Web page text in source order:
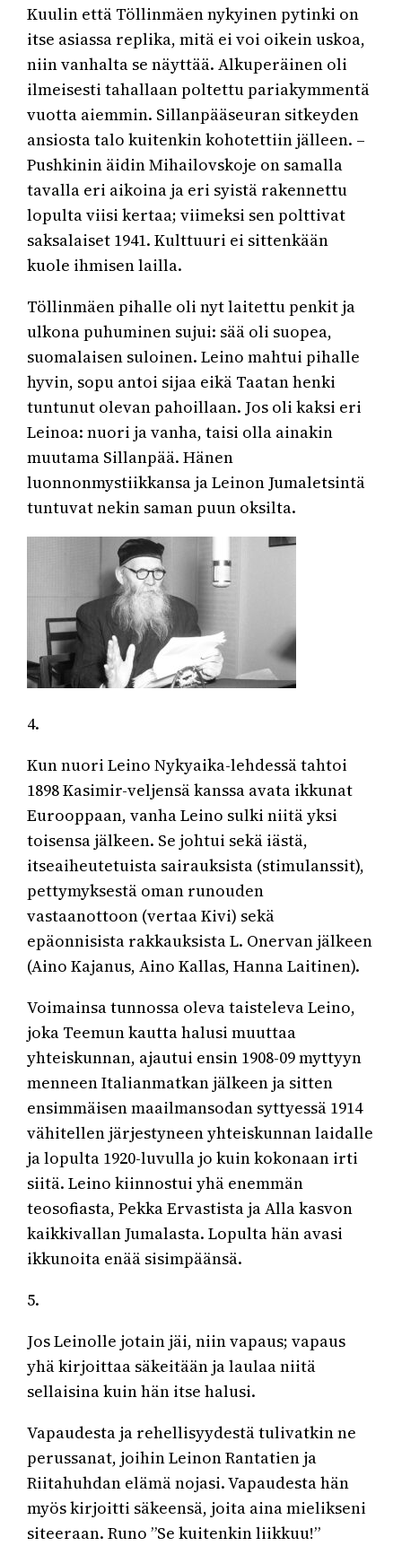
Kuulin että Töllinmäen nykyinen pytinki on
itse asiassa replika, mitä ei voi oikein uskoa,
niin vanhalta se näyttää. Alkuperäinen oli
ilmeisesti tahallaan poltettu pariakymmentä
vuotta aiemmin. Sillanpääseuran sitkeyden
ansiosta talo kuitenkin kohotettiin jälleen. –
Pushkinin äidin Mihailovskoje on samalla
tavalla eri aikoina ja eri syistä rakennettu
lopulta viisi kertaa; viimeksi sen polttivat
saksalaiset 1941. Kulttuuri ei sittenkään
kuole ihmisen lailla.
Töllinmäen pihalle oli nyt laitettu penkit ja
ulkona puhuminen sujui: sää oli suopea,
suomalaisen suloinen. Leino mahtui pihalle
hyvin, sopu antoi sijaa eikä Taatan henki
tuntunut olevan pahoillaan. Jos oli kaksi eri
Leinoa: nuori ja vanha, taisi olla ainakin
muutama Sillanpää. Hänen
luonnonmystiikkansa ja Leinon Jumaletsintä
tuntuvat nekin saman puun oksilta.
4.
Kun nuori Leino Nykyaika-lehdessä tahtoi
1898 Kasimir-veljensä kanssa avata ikkunat
Eurooppaan, vanha Leino sulki niitä yksi
toisensa jälkeen. Se johtui sekä iästä,
itseaiheutetuista sairauksista (stimulanssit),
pettymyksestä oman runouden
vastaanottoon (vertaa Kivi) sekä
epäonnisista rakkauksista L. Onervan jälkeen
(Aino Kajanus, Aino Kallas, Hanna Laitinen).
Voimainsa tunnossa oleva taisteleva Leino,
joka Teemun kautta halusi muuttaa
yhteiskunnan, ajautui ensin 1908-09 myttyyn
menneen Italianmatkan jälkeen ja sitten
ensimmäisen maailmansodan syttyessä 1914
vähitellen järjestyneen yhteiskunnan laidalle
ja lopulta 1920-luvulla jo kuin kokonaan irti
siitä. Leino kiinnostui yhä enemmän
teosofiasta, Pekka Ervastista ja Alla kasvon
kaikkivallan Jumalasta. Lopulta hän avasi
ikkunoita enää sisimpäänsä.
5.
Jos Leinolle jotain jäi, niin vapaus; vapaus
yhä kirjoittaa säkeitään ja laulaa niitä
sellaisina kuin hän itse halusi.
Vapaudesta ja rehellisyydestä tulivatkin ne
perussanat, joihin Leinon Rantatien ja
Riitahuhdan elämä nojasi. Vapaudesta hän
myös kirjoitti säkeensä, joita aina mielikseni
siteeraan. Runo ”Se kuitenkin liikkuu!”